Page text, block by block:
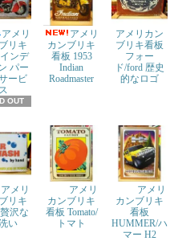
アメリ
リキ
ンデ
パー
ービ
ス
OUT
アメリ
カンブリキ
看板 1953
Indian
Roadmaster
アメリカン
ブリキ看板
フォー
ド/ford 歴史
的なロゴ
アメリ
リキ
沢な
い
アメリ
カンブリキ
看板 Tomato/
トマト
アメリ
カンブリキ
看板
HUMMER/ハ
マー H2